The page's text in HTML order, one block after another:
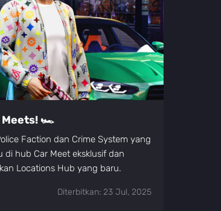
Meets! 🏎️
Faction dan Crime System yang
di hub Car Meet eksklusif dan
Locations Hub yang baru.
Diterbitkan: 23 Jul, 2025